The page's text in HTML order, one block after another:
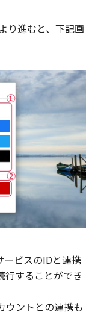
り進むと、下記画
ビスのIDと連携
行することができ
ウントとの連携も